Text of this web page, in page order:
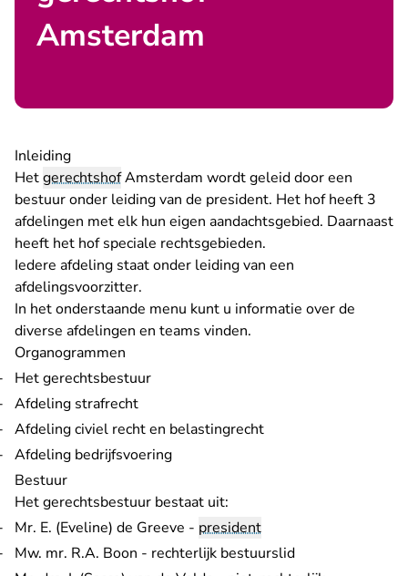
Amsterdam
Inleiding
HetgerechtshofAmsterdam wordt geleid door een
bestuur onder leiding van de president. Het hof heeft 3
afdelingen met elk hun eigen aandachtsgebied. Daarnaast
heeft het hofspeciale rechtsgebieden.
Iedere afdeling staat onder leiding van een
afdelingsvoorzitter.
In het onderstaande menu kunt u informatie over de
diverse afdelingen en teams vinden.
Organogrammen
Het gerechtsbestuur
Afdeling strafrecht
Afdeling civiel recht en belastingrecht
Afdeling bedrijfsvoering
Bestuur
Het gerechtsbestuur bestaat uit:
Mr. E. (Eveline) de Greeve - president
Mw. mr. R.A. Boon - rechterlijk bestuurslid